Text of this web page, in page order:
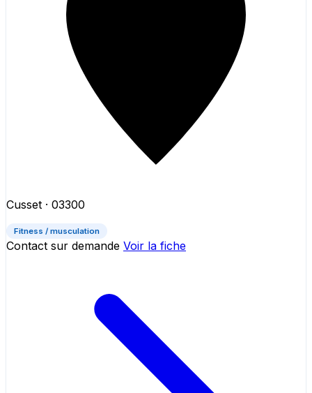
Cusset · 03300
Fitness / musculation
Contact sur demande Voir la fiche